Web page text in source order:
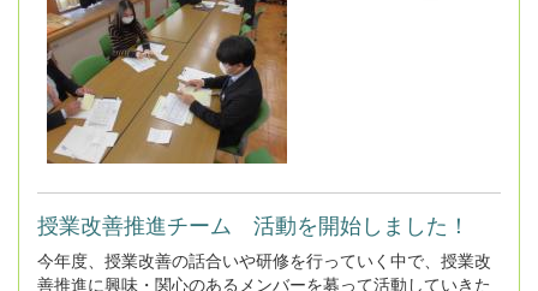
授業改善推進チーム 活動を開始しました！
今年度、授業改善の話合いや研修を行っていく中で、授業改
善推進に興味・関心のあるメンバーを募って活動していきた